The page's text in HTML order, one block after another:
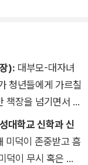
): 대부모-대자녀
청년들에게 가르칠
책장을 넘기면서 마
그의 가르침을 따
던 것이다. 그의
있다”는 믿음은
대학교 신학과 신
미덕이 존중받고 흠
덕이 무시 혹은 조